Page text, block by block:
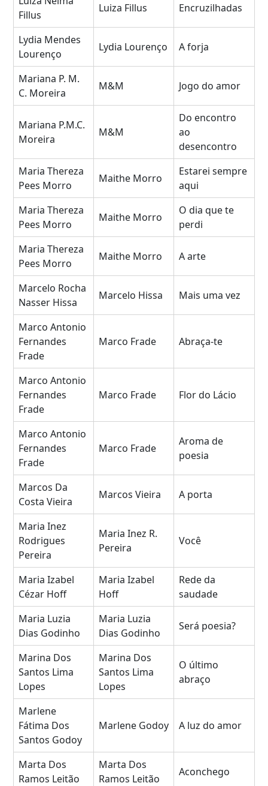
Fillus
Luiza Fillus Encruzilhadas
Lydia Mendes
Lourenço
Lydia Lourenço A forja
Mariana P. M.
C. Moreira
M&M Jogo do amor
Mariana P.M.C.
Moreira
M&M
Do encontro
ao
desencontro
Maria Thereza
Pees Morro
Maithe Morro
Estarei sempre
aqui
Maria Thereza
Pees Morro
Maithe Morro
O dia que te
perdi
Maria Thereza
Pees Morro
Maithe Morro A arte
Marcelo Rocha
Nasser Hissa
Marcelo Hissa Mais uma vez
Marco Antonio
Fernandes
Frade
Marco Frade Abraça-te
Marco Antonio
Fernandes
Frade
Marco Frade Flor do Lácio
Marco Antonio
Fernandes
Frade
Marco Frade
Aroma de
poesia
Marcos Da
Costa Vieira
Marcos Vieira A porta
Maria Inez
Rodrigues
Pereira
Maria Inez R.
Pereira
Você
Maria Izabel
Cézar Hoff
Maria Izabel
Hoff
Rede da
saudade
Maria Luzia
Dias Godinho
Maria Luzia
Dias Godinho
Será poesia?
Marina Dos
Santos Lima
Lopes
Marina Dos
Santos Lima
Lopes
O último
abraço
Marlene
Fátima Dos
Santos Godoy
Marlene Godoy A luz do amor
Marta Dos
Ramos Leitão
Marta Dos
Ramos Leitão
Aconchego